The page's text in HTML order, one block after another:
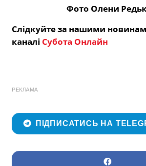
Фото Олени
Слідкуйте за нашими
каналі Субота Онлайн
РЕКЛАМА
ПІДПИСАТИСЬ НА